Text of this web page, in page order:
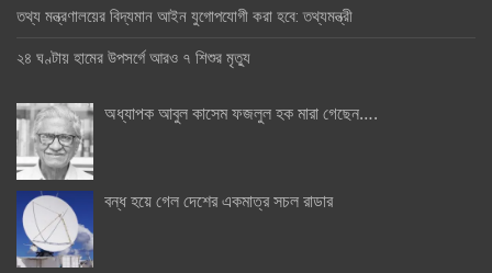
তথ্য মন্ত্রণালয়ের বিদ্যমান আইন যুগোপযোগী করা হবে: তথ্যমন্ত্রী
২৪ ঘণ্টায় হামের উপসর্গে আরও ৭ শিশুর মৃত্যু
অধ্যাপক আবুল কাসেম ফজলুল হক মারা গেছেন….
বন্ধ হয়ে গেল দেশের একমাত্র সচল রাডার